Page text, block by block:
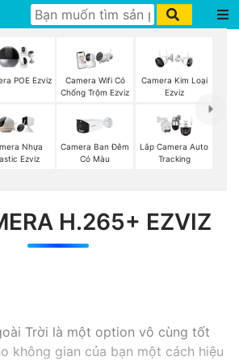
POE Ezviz
Camera Wifi Có
Chống Trộm Ezviz
Camera Kim Loại
Ezviz
Nhựa
Ezviz
Camera Ban Đêm
Có Màu
Lắp Camera Auto
Tracking
H.265+ EZVIZ
Trời là một option vô cùng tốt
không gian của bạn một cách hiệu